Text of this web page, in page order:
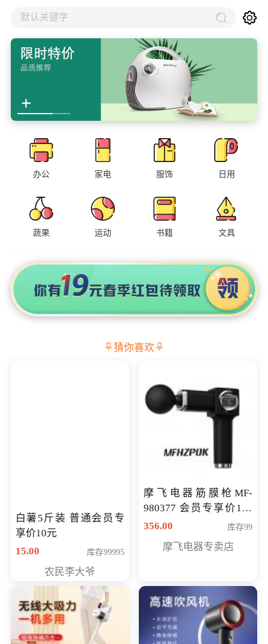
默认关键字
办公 家电 服饰 日用
蔬果 运动 书籍 文具
猜你喜欢
白薯5斤装 普通会员专
享价10元
15.00
库存99995
农民李大爷
摩飞电器筋膜枪MF-
980377 会员专享价199
元
356.00 库存99
摩飞电器专卖店